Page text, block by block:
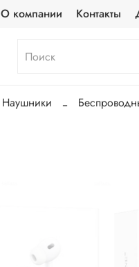
О компании Контакты
Наушники